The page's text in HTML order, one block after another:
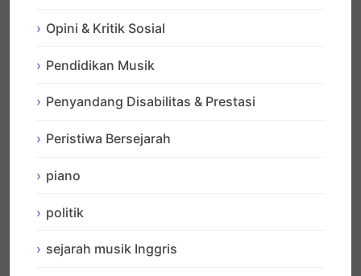
Opini & Kritik Sosial
Pendidikan Musik
Penyandang Disabilitas & Prestasi
Peristiwa Bersejarah
piano
politik
sejarah musik Inggris